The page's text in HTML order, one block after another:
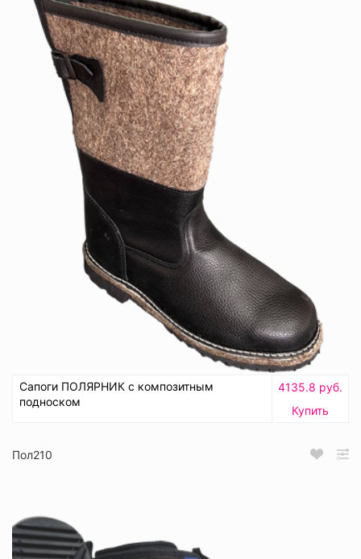
Сапоги ПОЛЯРНИК с композитным
подноском
4135.8 руб.
Купить
Пол210